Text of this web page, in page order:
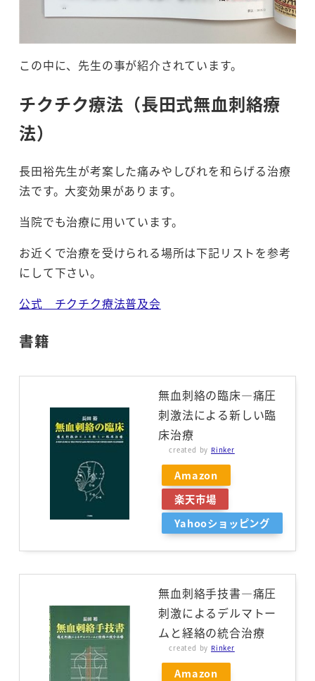
この中に、先生の事が紹介されています。
チクチク療法（長田式無血刺絡療
法）
長田裕先生が考案した痛みやしびれを和らげる治療
法です。大変効果があります。
当院でも治療に用いています。
お近くで治療を受けられる場所は下記リストを参考
にして下さい。
公式 チクチク療法普及会
書籍
無血刺絡の臨床―痛圧
刺激法による新しい臨
床治療
created by Rinker
Amazon
楽天市場
Yahooショッピング
無血刺絡手技書―痛圧
刺激によるデルマトー
ムと経絡の統合治療
created by Rinker
Amazon